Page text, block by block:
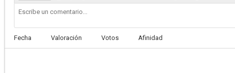
Fecha Valoración Votos Afinidad